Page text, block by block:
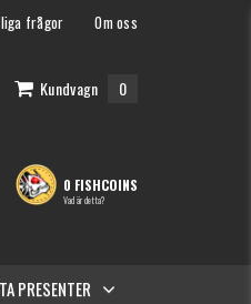
frågor Om oss
Kundvagn 0
0 FISHCOINS
Vad är detta?
PRESENTER